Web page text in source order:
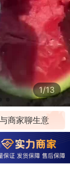
1/13
商家聊生意
大方县采购商
下单购买